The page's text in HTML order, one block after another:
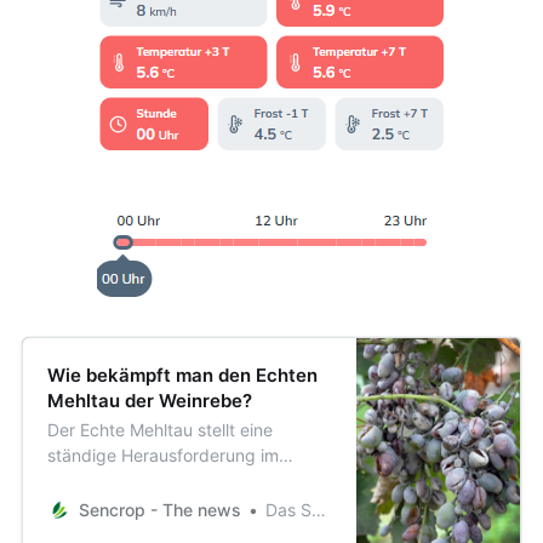
Wie bekämpft man den Echten
Mehltau der Weinrebe?
Der Echte Mehltau stellt eine
ständige Herausforderung im
Verständnis dieser Krankheit ist
Sencrop - The news Das Sencrop-Team